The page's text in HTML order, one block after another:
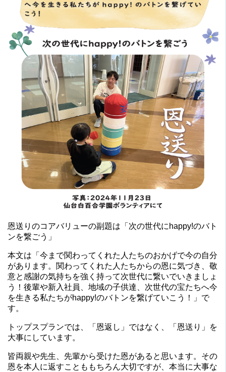
恩送りのコアバリューの副題は「次の世代にhappy!のバト
ンを繋ごう」
本文は「今まで関わってくれた人たちのおかげで今の自分
があります。関わってくれた人たちからの恩に気づき、敬
意と感謝の気持ちを強く持って次世代に繋いでいきましょ
う！後輩や新入社員、地域の子供達、次世代の宝たちへ今
を生きる私たちがhappy!のバトンを繋げていこう！」で
す。
トップスプランでは、「恩返し」ではなく、「恩送り」を
大事にしています。
皆両親や先生、先輩から受けた恩があると思います。その
恩を本人に返すことももちろん大切ですが、本当に大事な